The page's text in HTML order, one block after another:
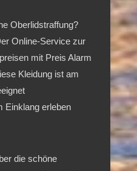
Oberlidstraffung?
Online-Service zur
mit Preis Alarm
Kleidung ist am
Einklang erleben
die schöne